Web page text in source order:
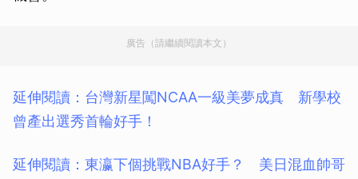
廣告（請繼續閱讀本文）
延伸閱讀：台灣新星闖NCAA一級美夢成真 新學校
曾產出選秀首輪好手！
延伸閱讀：東瀛下個挑戰NBA好手？ 美日混血帥哥